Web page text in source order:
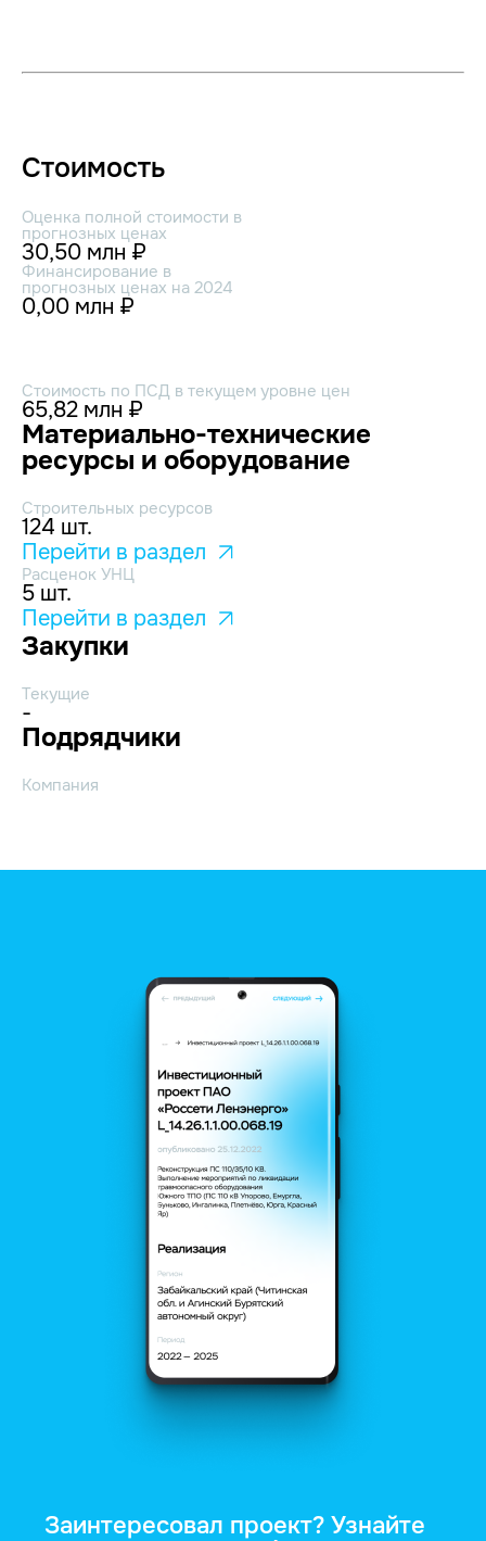
Стоимость
Оценка полной стоимости в
прогнозных ценах
30,50 млн ₽
Финансирование в
прогнозных ценах на 2024
0,00 млн ₽
Стоимость по ПСД в текущем уровне цен
65,82 млн ₽
Материально-технические
ресурсы и оборудование
Строительных ресурсов
124 шт.
Перейти в раздел
Расценок УНЦ
5 шт.
Перейти в раздел
Закупки
Текущие
-
Подрядчики
Компания
Заинтересовал проект? Узнайте